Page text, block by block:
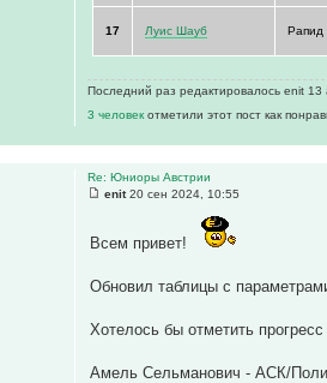
17 Луис Шауб Рапид
Последний раз редактировалось enit 13
3 человекотметили этот пост как
Re: Юниоры Австрии
enit20 сен 2024, 10:55
Всем привет!
Обновил таблицы с
Хотелось бы отметить
Амель Сельманович - АСК/